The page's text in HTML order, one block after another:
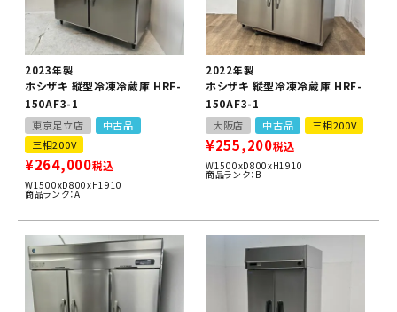
2023年製
ホシザキ 縦型冷凍冷蔵庫 HRF-
150AF3-1
東京足立店
中古品
三相200V
¥264,000税込
W1500xD800xH1910
商品ランク：A
2022年製
ホシザキ 縦型冷凍冷蔵庫 HRF-
150AF3-1
大阪店 中古品 三相200V
¥255,200税込
W1500xD800xH1910
商品ランク：B